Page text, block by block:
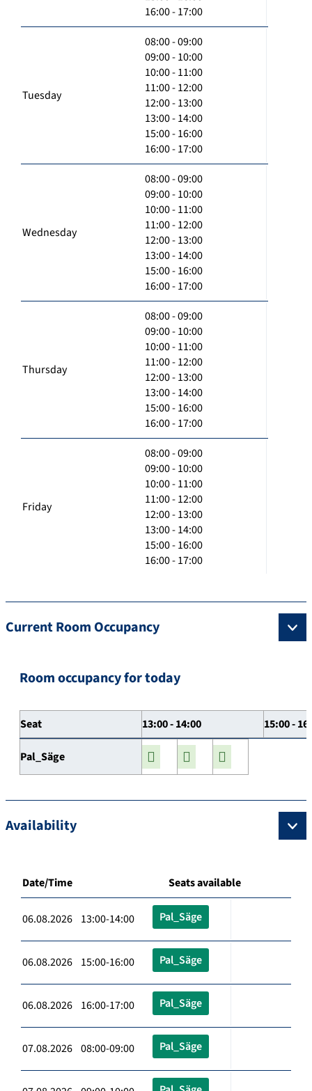
16:00 - 17:00
Tuesday
08:00 - 09:00
09:00 - 10:00
10:00 - 11:00
11:00 - 12:00
12:00 - 13:00
13:00 - 14:00
15:00 - 16:00
16:00 - 17:00
Wednesday
08:00 - 09:00
09:00 - 10:00
10:00 - 11:00
11:00 - 12:00
12:00 - 13:00
13:00 - 14:00
15:00 - 16:00
16:00 - 17:00
Thursday
08:00 - 09:00
09:00 - 10:00
10:00 - 11:00
11:00 - 12:00
12:00 - 13:00
13:00 - 14:00
15:00 - 16:00
16:00 - 17:00
Friday
08:00 - 09:00
09:00 - 10:00
10:00 - 11:00
11:00 - 12:00
12:00 - 13:00
13:00 - 14:00
15:00 - 16:00
16:00 - 17:00
Current Room Occupancy
Room occupancy for today
Seat 13:00 - 14:00 15:00 -
Pal_Säge
Availability
Date/Time Seats available
06.08.2026 13:00-14:00 Pal_Säge
06.08.2026 15:00-16:00 Pal_Säge
06.08.2026 16:00-17:00 Pal_Säge
07.08.2026 08:00-09:00 Pal_Säge